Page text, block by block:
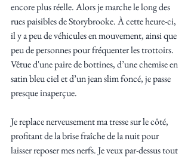
encore plus réelle. Alors je marche le long des
rues paisibles de Storybrooke. À cette heure-ci,
il y a peu de véhicules en mouvement, ainsi que
peu de personnes pour fréquenter les trottoirs.
Vêtue d'une paire de bottines, d’une chemise en
satin bleu ciel et d’un jean slim foncé, je passe
presque inaperçue.
Je replace nerveusement ma tresse sur le côté,
profitant de la brise fraîche de la nuit pour
laisser reposer mes nerfs. Je veux par-dessus tout